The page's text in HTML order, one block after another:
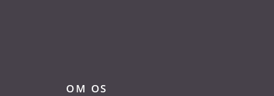
OM OS